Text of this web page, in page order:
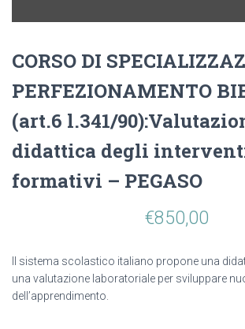
CORSO DI
PERFEZIONAMENTO
(art.6 l.341/
didattica degli
formativi – PEGASO
€850,00
Il sistema scolastico italiano propone una
una valutazione laboratoriale per sviluppare
dell’apprendimento.